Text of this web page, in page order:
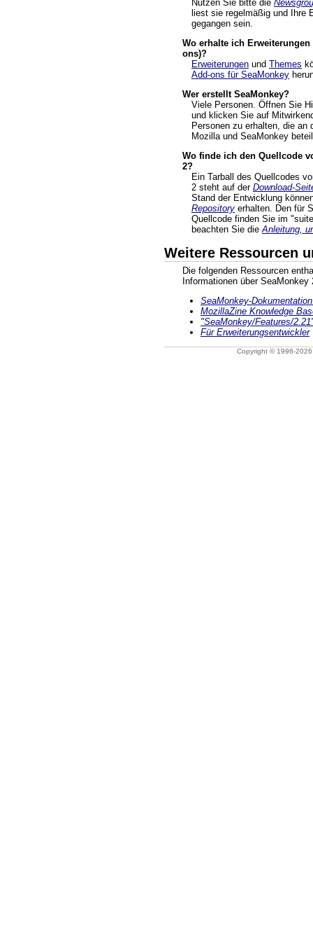
Nutzen Sie bitte die
liest sie regelmäßig und Ihre
gegangen sein.
Wo erhalte ich
ons)?
Erweiterungen und Themes
Add-ons für SeaMonkey
Wer erstellt SeaMonkey?
Viele Personen. Öffnen Sie
und klicken Sie auf
Personen zu erhalten, die an
Mozilla und SeaMonkey
Wo finde ich den Quellcode
2?
Ein Tarball des Quellcodes
2 steht auf der Download-
Stand der Entwicklung
Repository erhalten. Den für
Quellcode finden Sie im
beachten Sie dieAnleitung,
Weitere Ressourcen
Die folgenden Ressourcen
Informationen über SeaMonkey
SeaMonkey-
MozillaZine Knowledge
"SeaMonkey/Features/
Für Erweiterungsentwickler
Copyright © 1998-